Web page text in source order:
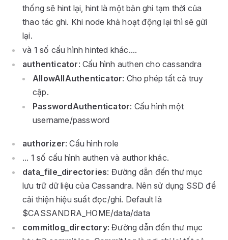
thống sẽ hint lại, hint là một bản ghi tạm thời của
thao tác ghi. Khi node khả hoạt động lại thì sẽ gửi
lại.
và 1 số cấu hình hinted khác....
authenticator: Cấu hình authen cho cassandra
AllowAllAuthenticator: Cho phép tất cả truy
cập.
PasswordAuthenticator: Cấu hình một
username/password
authorizer: Cấu hình role
... 1 số cấu hình authen và author khác.
data_file_directories: Đường dẫn đến thư mục
lưu trữ dữ liệu của Cassandra. Nên sử dụng SSD để
cải thiện hiệu suất đọc/ghi. Default là
$CASSANDRA_HOME/data/data
commitlog_directory: Đường dẫn đến thư mục